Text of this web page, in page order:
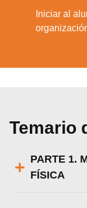
Iniciar al
Temario
PARTE 1.
FÍSICA